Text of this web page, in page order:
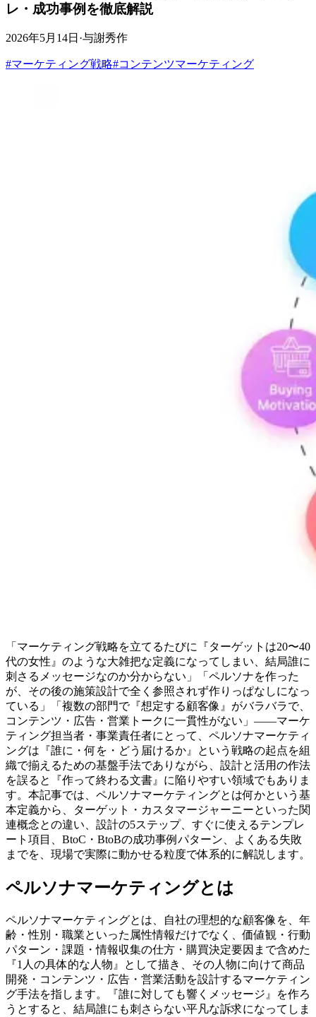
レ・成功事例を徹底解説
2026年5月14日 ·与謝秀作
#マーケティング戦略#コンテンツマーケティング
「マーケティング戦略を立てるたびに『ターゲットは20〜40
代の女性』のような大雑把な定義になってしまい、結局誰に
刺さるメッセージなのか分からない」「ペルソナを作った
が、その後の施策設計で全く参照されず作りっぱなしになっ
ている」「複数の部門で『想定する顧客像』がバラバラで、
コンテンツ・広告・営業トークに一貫性がない」——マーケ
ティング担当者・事業責任者にとって、ペルソナマーケティ
ングは『誰に・何を・どう届けるか』という戦略の起点を組
織で揃えるための基盤手法でありながら、設計と活用の作法
を誤ると『作って終わる文書』に陥りやすい領域でもありま
す。本記事では、ペルソナマーケティングとは何かという基
本定義から、ターゲット・カスタマージャーニーといった関
連概念との違い、設計の5ステップ、すぐに使えるテンプレ
ート項目、BtoC・BtoBの成功事例パターン、よくある失敗
までを、現場で実際に動かせる粒度で体系的に解説します。
ペルソナマーケティングとは
ペルソナマーケティングとは、自社の理想的な顧客像を、年
齢・性別・職業といった属性情報だけでなく、価値観・行動
パターン・課題・情報収集の仕方・購買決定要因まで含めた
『1人の具体的な人物』として描き、その人物に向けて商品
開発・コンテンツ・広告・営業活動を設計するマーケティン
グ手法を指します。『誰に対しても響くメッセージ』を作ろ
うとすると、結局誰にも刺さらない平凡な訴求になってしま